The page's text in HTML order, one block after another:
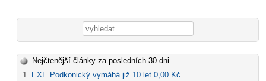
Vyhledávání
Nejčtenější články za posledních 30 dni
EXE Podkonický vymáhá již 10 let 0,00 Kč